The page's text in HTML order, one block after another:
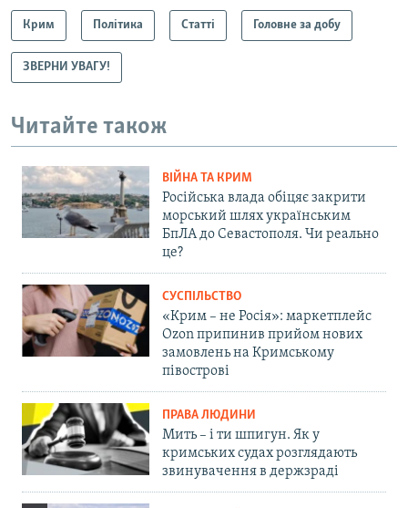
Крим Політика Статті Головне за добу
ЗВЕРНИ УВАГУ!
Читайте також
ВІЙНА ТА КРИМ
Російська влада обіцяє закрити
морський шлях українським
БпЛА до Севастополя. Чи реально
це?
СУСПІЛЬСТВО
«Крим – не Росія»: маркетплейс
Ozon припинив прийом нових
замовлень на Кримському
півострові
ПРАВА ЛЮДИНИ
Мить – і ти шпигун. Як у
кримських судах розглядають
звинувачення в держзраді